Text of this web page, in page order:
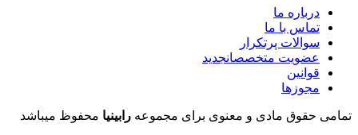
درباره ما
تماس با ما
سوالات پرتکرار
عضویت متخصصانجدید
قوانین
مجوزها
تمامی حقوق مادی و معنوی برای مجموعه رابینیا محفوظ میباشد